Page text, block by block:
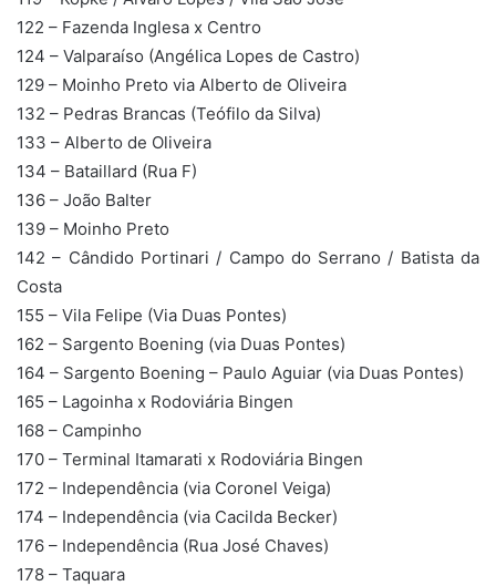
122 – Fazenda Inglesa x Centro
124 – Valparaíso (Angélica Lopes de Castro)
129 – Moinho Preto via Alberto de Oliveira
132 – Pedras Brancas (Teófilo da Silva)
133 – Alberto de Oliveira
134 – Bataillard (Rua F)
136 – João Balter
139 – Moinho Preto
142 – Cândido Portinari / Campo do Serrano / Batista da
Costa
155 – Vila Felipe (Via Duas Pontes)
162 – Sargento Boening (via Duas Pontes)
164 – Sargento Boening – Paulo Aguiar (via Duas Pontes)
165 – Lagoinha x Rodoviária Bingen
168 – Campinho
170 – Terminal Itamarati x Rodoviária Bingen
172 – Independência (via Coronel Veiga)
174 – Independência (via Cacilda Becker)
176 – Independência (Rua José Chaves)
178 – Taquara